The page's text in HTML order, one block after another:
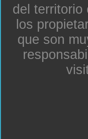
del territorio
los
que son